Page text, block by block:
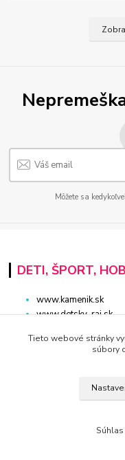
Môžete sa
DETI, ŠPORT,
www.kamenik.sk
www.detsky-raj.sk
www.detsky-
www.domaci-
www.kupelna.shop
www.stonshop.sk
www.skolsky-
Tieto webové stránky
súbory